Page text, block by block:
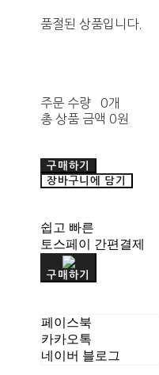
품절된 상품입니다.
주문 수량
0개
총 상품 금액 0원
구매하기
장바구니에 담기
쉽고 빠른
토스페이 간편결제
구매하기
페이스북
카카오톡
네이버 블로그